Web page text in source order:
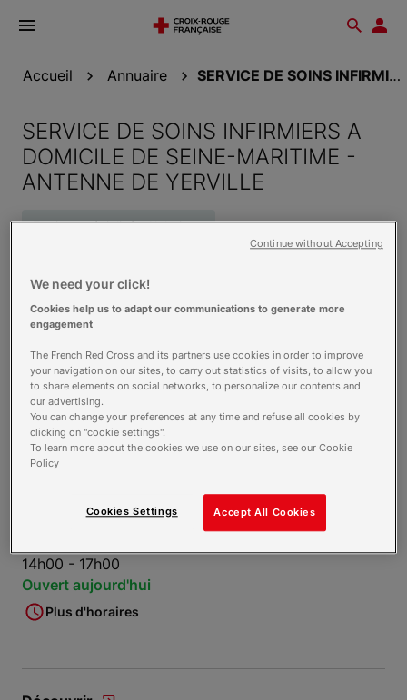
Ouvrir
Accueil Annuaire SERVICE DE SOINS INFIRMIERS A DOMICILE DE...
SERVICE DE SOINS INFIRMIERS A
DOMICILE DE SEINE-MARITIME -
ANTENNE DE YERVILLE
Equipe spécialisée Alzheimer
LOTISSEMENT LA FERME
Rue MAITRE HALLEY
Voir sur la carte
Contact
02 35 96 19 61
Contacter par mail
14h00 - 17h00
Ouvert aujourd'hui
Plus d'horaires
We need your click!
Cookies help us to adapt our communications to generate more
engagement
The French Red Cross and its partners use cookies in order to improve
your navigation on our sites, to carry out statistics of visits, to allow you
to share elements on social networks, to personalize our contents and
our advertising.
You can change your preferences at any time and refuse all cookies by
clicking on "cookie settings".
To learn more about the cookies we use on our sites, see our Cookie
Policy
Accept All Cookies
Cookies Settings
Continue without Accepting